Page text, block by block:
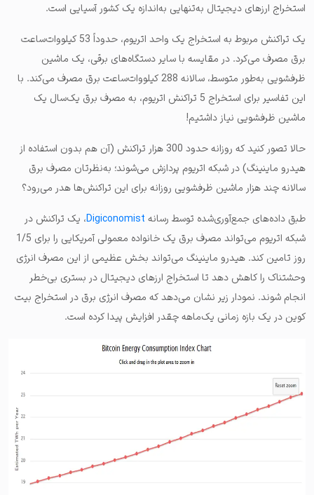
استخراج ارزهای دیجیتال به‌تنهایی به‌اندازه یک کشور آسیایی است.
یک تراکنش مربوط به استخراج یک واحد اتریوم، حدوداً 53 کیلووات‌ساعت
برق مصرف می‌کرد. در مقایسه با سایر دستگاه‌های برقی، یک ماشین
ظرفشویی به‌طور متوسط، سالانه 288 کیلووات‌ساعت برق مصرف می‌کند. با
این تفاسیر برای استخراج 5 تراکنش اتریوم، به مصرف برق یک‌سال یک
ماشین ظرفشویی نیاز داشتیم!
حالا تصور کنید که روزانه حدود 300 هزار تراکنش (آن هم بدون استفاده از
هیدرو ماینینگ) در شبکه اتریوم پردازش می‌شوند؛ به‌نظرتان مصرف برق
سالانه چند هزار ماشین ظرفشویی روزانه برای این تراکنش‌ها هدر می‌رود؟
طبق داده‌های جمع‌آوری‌شده توسط رسانه Digiconomist، یک تراکنش در
شبکه اتریوم می‌تواند مصرف برق یک خانواده معمولی آمریکایی را برای 1/5
روز تامین کند. هیدرو ماینینگ می‌تواند بخش عظیمی از این مصرف انرژی
وحشتناک را کاهش دهد تا استخراج ارزهای دیجیتال در بستری بی‌خطر
انجام شوند. نمودار زیر نشان می‌دهد که مصرف انرژی برق در استخراج بیت
کوین در یک بازه زمانی یک‌ماهه چقدر افزایش پیدا کرده است.